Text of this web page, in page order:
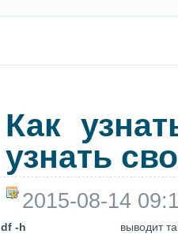
Как
узнать
2015-08-14
df -h
выводит